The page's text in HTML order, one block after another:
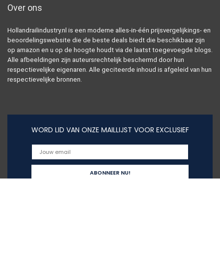
Over ons
Hollandrailindustry.nl is een moderne alles-in-één prijsvergelijkings- en
beoordelingswebsite die de beste deals biedt die beschikbaar zijn
op amazon en u op de hoogte houdt via de laatst toegevoegde blogs.
Alle afbeeldingen zijn auteursrechtelijk beschermd door hun
respectievelijke eigenaren. Alle geciteerde inhoud is afgeleid van hun
respectievelijke bronnen.
WORD LID VAN ONZE MAILLIJST VOOR EXCLUSIEF